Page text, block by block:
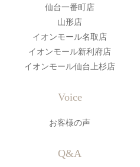
仙台一番町店
山形店
イオンモール名取店
イオンモール新利府店
イオンモール仙台上杉店
Voice
お客様の声
Q&A